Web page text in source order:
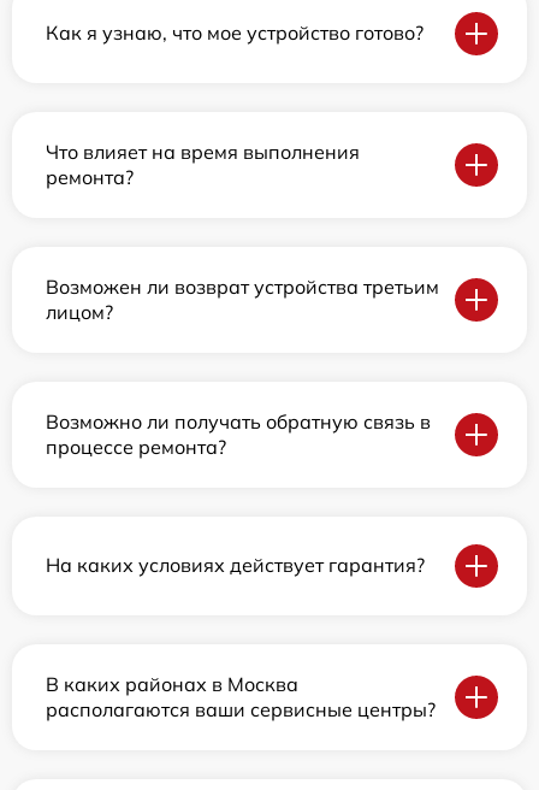
Как я узнаю, что мое устройство готово?
Что влияет на время выполнения
ремонта?
Возможен ли возврат устройства третьим
лицом?
Возможно ли получать обратную связь в
процессе ремонта?
На каких условиях действует гарантия?
В каких районах в Москва
располагаются ваши сервисные центры?